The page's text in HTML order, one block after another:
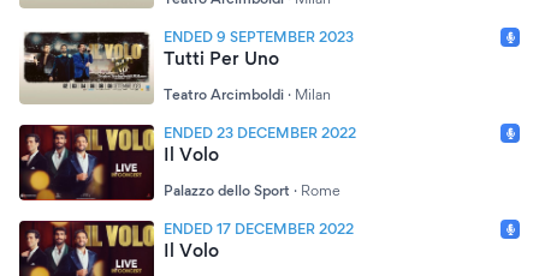
ENDED 9 SEPTEMBER 2023
Tutti Per Uno
Teatro Arcimboldi · Milan
ENDED 23 DECEMBER 2022
Il Volo
Palazzo dello Sport · Rome
ENDED 17 DECEMBER 2022
Il Volo